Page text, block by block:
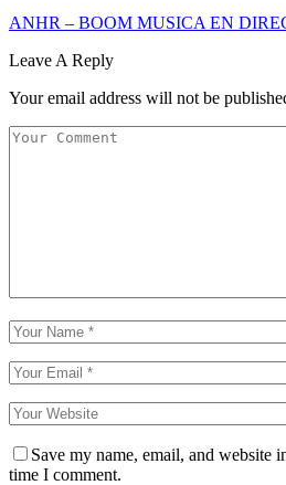
ANHR – BOOM MUSICA EN
Leave A Reply
Your email address will not be
Save my name, email, and website
time I comment.